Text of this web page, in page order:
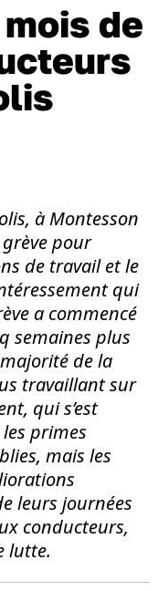
de
à Montesson
pour
de travail et le
qui
a commencé
semaines plus
de la
travaillant sur
qui s’est
primes
mais les
leurs journées
conducteurs,
lutte.